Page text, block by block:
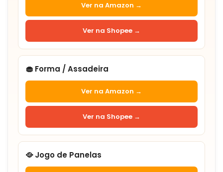
Ver na Amazon →
Ver na Shopee →
🧁 Forma / Assadeira
Ver na Amazon →
Ver na Shopee →
🥘 Jogo de Panelas